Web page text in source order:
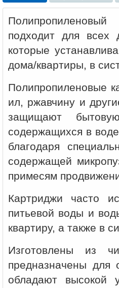
подходит для всех
которые
дома/квартиры, в
Полипропиленовые
ил, ржавчину и
защищают
содержащихся в
благодаря
содержащей
примесям
Картриджи часто
питьевой воды и
квартиру, а также в
Изготовлены из
предназначены для
обладают высокой